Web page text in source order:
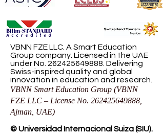
VBNN FZE LLC. A Smart Education
Group company. Licensed in the UAE
under No. 262425649888. Delivering
Swiss-inspired quality and global
innovation in education and research.
VBNN Smart Education Group (VBNN
FZE LLC – License No. 262425649888
Ajman, UAE)
© Universidad Internacional Suiza (SIU).